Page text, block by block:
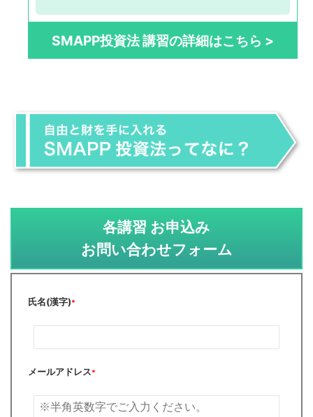
SMAPP投資法 講習の詳細はこちら >
各講習 お申込み
お問い合わせフォーム
氏名(漢字)*
メールアドレス*